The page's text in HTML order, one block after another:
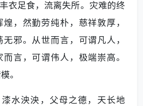
衣足食，流离失所。灾难的终
，然勤劳纯朴，慈祥敦厚，
邪。从世而言，可谓凡人，
言，可谓伟人，极端崇高。
。
水泱泱，父母之德，天长地